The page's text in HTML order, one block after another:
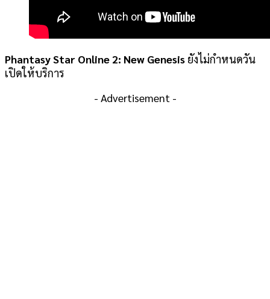
Phantasy Star Online 2: New Genesis ยังไม่กำหนดวัน
เปิดให้บริการ
- Advertisement -